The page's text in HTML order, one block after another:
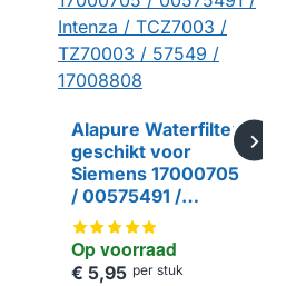
HUISMERK
Op voorraad
Alapure Waterfilter
geschikt voor
Siemens 17000705
/ 00575491 /
Intenza / TCZ7003 /
TZ70003 / 57549 /
17008808
€ 5,95 per stuk